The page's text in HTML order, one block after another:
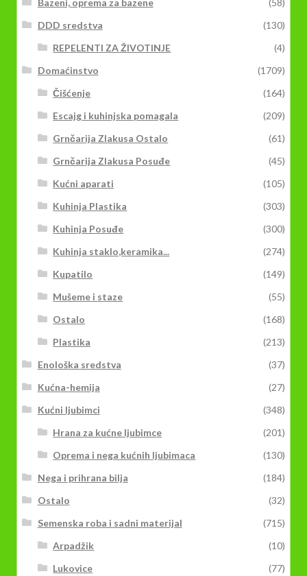
Bazeni, oprema za bazene
(58)
DDD sredstva
(130)
REPELENTI ZA ŽIVOTINJE
(4)
Domaćinstvo
(1709)
Čišćenje
(164)
Escajg i kuhinjska pomagala
(209)
Grnčarija Zlakusa Ostalo
(61)
Grnčarija Zlakusa Posuđe
(45)
Kućni aparati
(105)
Kuhinja Plastika
(303)
Kuhinja Posuđe
(300)
Kuhinja staklo,keramika...
(274)
Kupatilo
(149)
Mušeme i staze
(55)
Ostalo
(168)
Plastika
(213)
Enološka sredstva
(37)
Kućna-hemija
(27)
Kućni ljubimci
(348)
Hrana za kućne ljubimce
(201)
Oprema i nega kućnih ljubimaca
(130)
Nega i prihrana bilja
(184)
Ostalo
(32)
Semenska roba i sadni materijal
(715)
Arpadžik
(10)
Lukovice
(77)